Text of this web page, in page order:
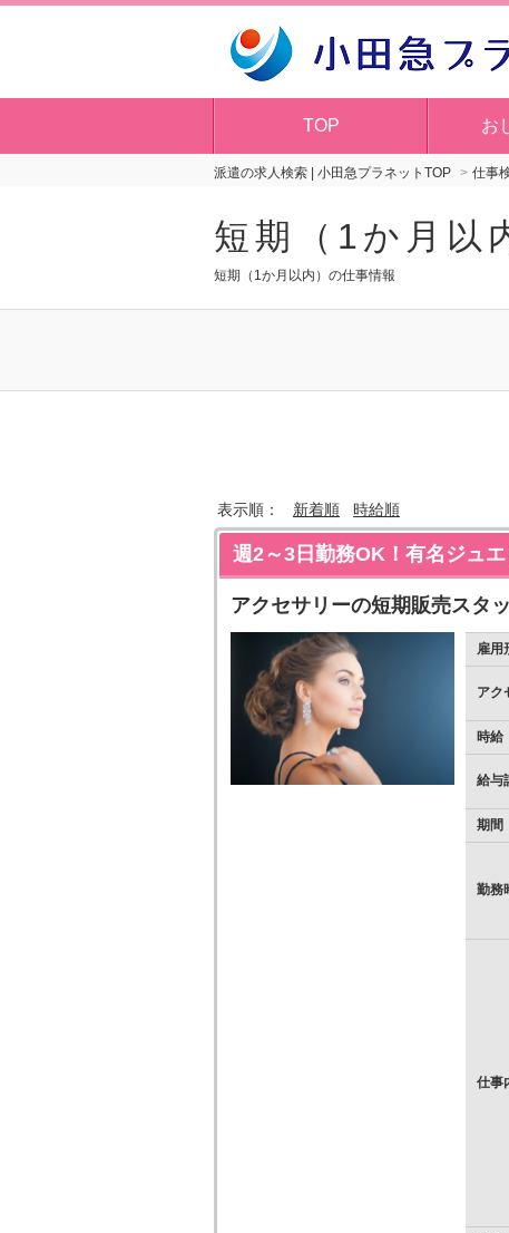
TOP お
派遣の求人検索 | 小田急プラネットTOP 仕事
短期（1か月以
短期（1か月以内）の仕事情報
表示順： 新着順 時給順
週2～3日勤務OK！有名ジュ
アクセサリーの短期販売スタ
雇用
アク
時給
給与
期間
勤務
仕事